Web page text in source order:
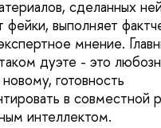
сделанных
выполняет
мнение.
дуэте - это
готовность
в совместной
интеллектом.